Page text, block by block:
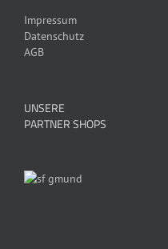
Impressum
Datenschutz
AGB
UNSERE
PARTNER SHOPS